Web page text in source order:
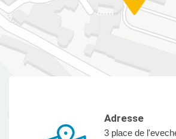
Adresse
3 place de